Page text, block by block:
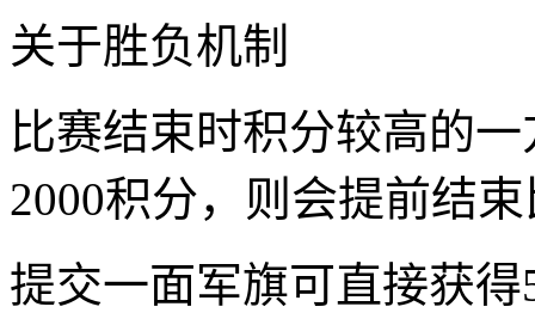
关于胜负机制
比赛结束时积分较高的
2000积分，则会提前结
提交一面军旗可直接获